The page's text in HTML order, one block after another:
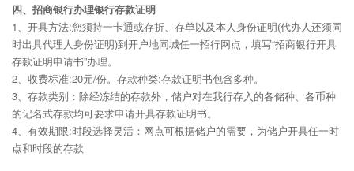
四、招商银行办理银行存款证明
1、开具方法:您须持一卡通或存折、存单以及本人身份证明(代办人还须同
时出具代理人身份证明)到开户地同城任一招行网点，填写“招商银行开具
存款证明申请书”办理。
2、收费标准:20元/份。存款种类:存款证明书包含多种。
3、存款类别：除经冻结的存款外，储户对在我行存入的各储种、各币种
的记名式存款均可要求申请开具存款证明书。
4、有效期限:时段选择灵活：网点可根据储户的需要，为储户开具任一时
点和时段的存款